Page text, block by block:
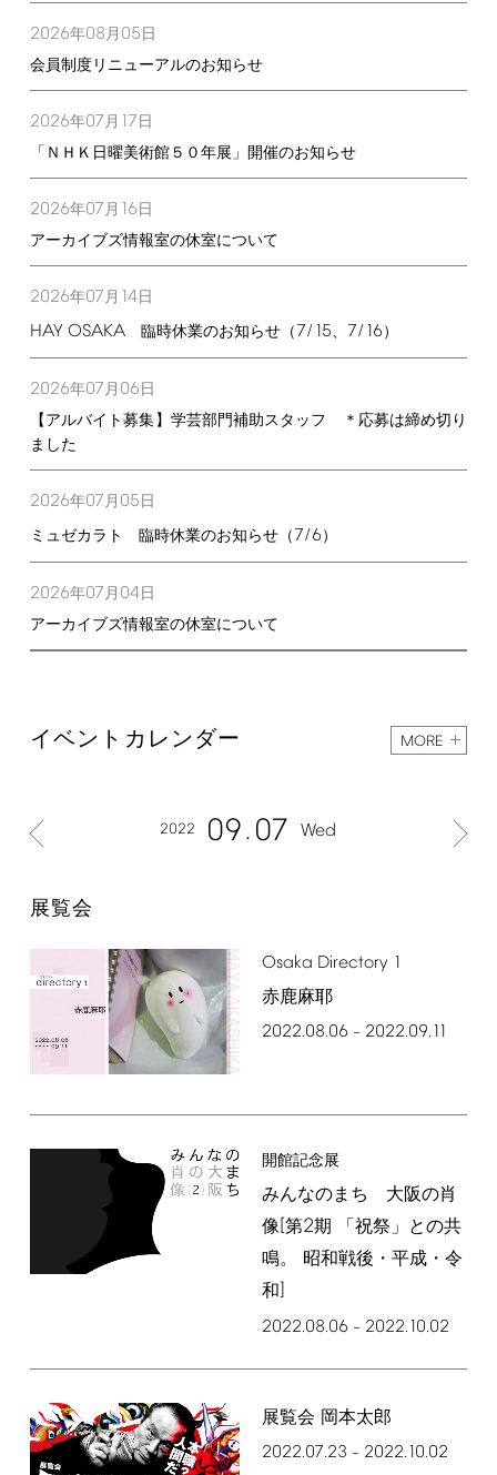
2026年08月 05日
会員制度リニューアルのお知らせ
2026年07月 17日
「ＮＨＫ日曜美術館５０年展」開催のお知らせ
2026年07月 16日
アーカイブズ情報室の休室について
2026年07月 14日
HAY OSAKA臨時休業のお知らせ（7/15、 7/16）
2026年07月 06日
【アルバイト募集】学芸部門補助スタッフ ＊応募は締め切り
ました
2026年07月 05日
ミュゼカラト 臨時休業のお知らせ（7/6）
2026年07月 04日
アーカイブズ情報室の休室について
イベントカレンダー MORE
2022 09 07 Wed
展覧会
Osaka Directory 1
赤鹿麻耶
2022.08.06– 2022.09.11
開館記念展
みんなのまち 大阪の肖
像[第2期 「祝祭」との共
鳴。 昭和戦後・平成・令
和]
2022.08.06– 2022.10.02
展覧会 岡本太郎
2022.07.23 – 2022.10.02